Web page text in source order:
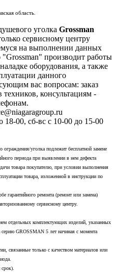
область.
уголка Grossman
сервисному центру
на выполнении данных
производит работы
оборудования, а также
данного
вас вопросам: заказ
консультациям -
00, сб-вс с 10-00 до 15-00
уголка подлежит бесплатной замене
периода при выявлении в нем дефекта
товара покупателю, при условии выполнения
товара, изложенной в инструкции по
гарантийного ремонта (ремонт или замена)
сервисному центру.
отдельных комплектующих изделий, указанных
серию GROSSMAN 5 лет начиная с момента
связанные только с качеством материалов или
срок).